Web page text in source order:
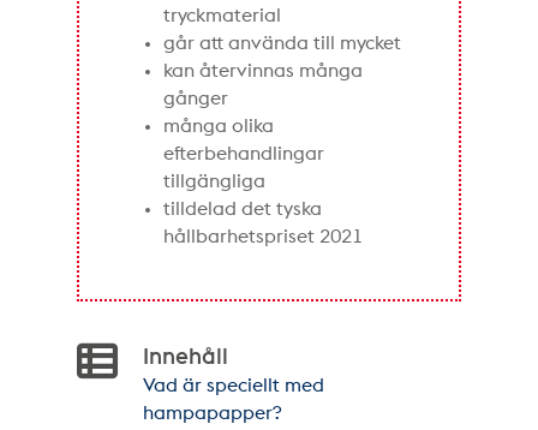
tryckmaterial
går att använda till mycket
kan återvinnas många
gånger
många olika
efterbehandlingar
tillgängliga
tilldelad det tyska
hållbarhetspriset 2021
Innehåll
Vad är speciellt med
hampapapper?